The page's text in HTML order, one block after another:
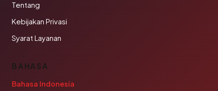
Tentang
Kebijakan Privasi
Syarat Layanan
BAHASA
Bahasa Indonesia